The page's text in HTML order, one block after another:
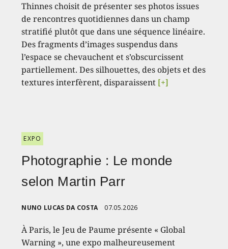
Thinnes choisit de présenter ses photos issues
de rencontres quotidiennes dans un champ
stratifié plutôt que dans une séquence linéaire.
Des fragments d’images suspendus dans
l’espace se chevauchent et s’obscurcissent
partiellement. Des silhouettes, des objets et des
textures interfèrent, disparaissent [+]
EXPO
Photographie : Le monde
selon Martin Parr
NUNO LUCAS DA COSTA 07.05.2026
À Paris, le Jeu de Paume présente « Global
Warning », une expo malheureusement